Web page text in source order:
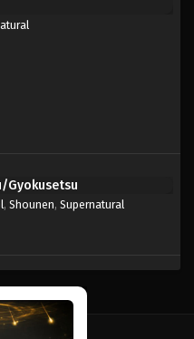
Gyokusetsu
, Shounen, Supernatural